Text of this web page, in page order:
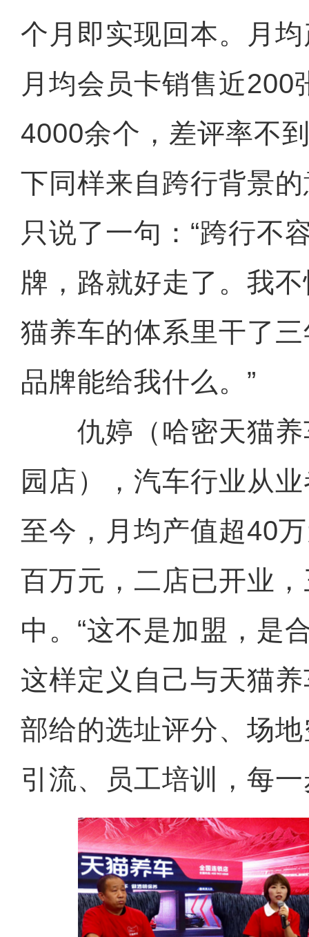
个月即实现回本。月
月均会员卡销售近200
4000余个，差评率不
下同样来自跨行背景
只说了一句：“跨行不
牌，路就好走了。我
猫养车的体系里干了
品牌能给我什么。”
仇婷（哈密天猫养
园店），汽车行业从
至今，月均产值超40
百万元，二店已开业
中。“这不是加盟，是
这样定义自己与天猫
部给的选址评分、场
引流、员工培训，每